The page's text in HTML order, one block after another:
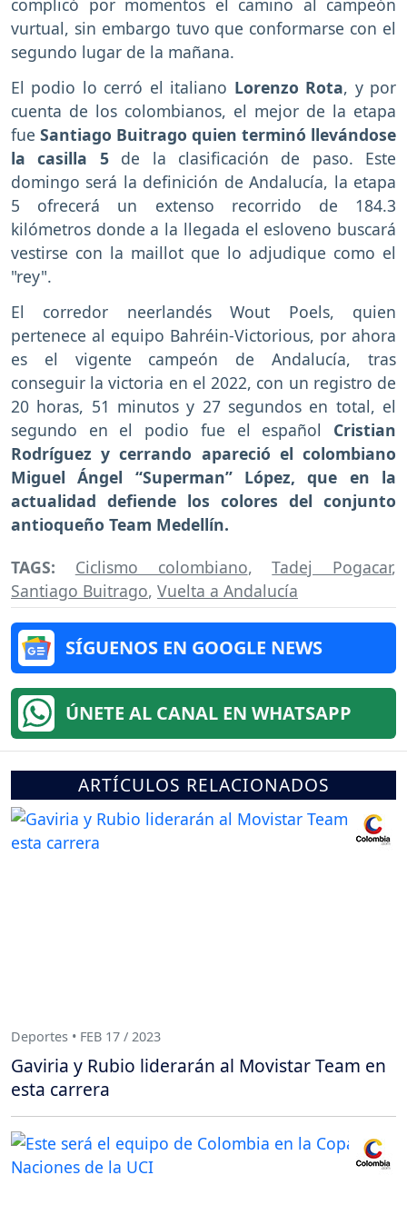
complicó por momentos el camino al campeón
vurtual, sin embargo tuvo que conformarse con el
segundo lugar de la mañana.
El podio lo cerró el italiano Lorenzo Rota, y por
cuenta de los colombianos, el mejor de la etapa
fue Santiago Buitrago quien terminó llevándose
la casilla 5 de la clasificación de paso. Este
domingo será la definición de Andalucía, la etapa
5 ofrecerá un extenso recorrido de 184.3
kilómetros donde a la llegada el esloveno buscará
vestirse con la maillot que lo adjudique como el
"rey".
El corredor neerlandés Wout Poels, quien
pertenece al equipo Bahréin-Victorious, por ahora
es el vigente campeón de Andalucía, tras
conseguir la victoria en el 2022, con un registro de
20 horas, 51 minutos y 27 segundos en total, el
segundo en el podio fue el español Cristian
Rodríguez y cerrando apareció el colombiano
Miguel Ángel “Superman” López, que en la
actualidad defiende los colores del conjunto
antioqueño Team Medellín.
TAGS: Ciclismo colombiano,Tadej Pogacar,
Santiago Buitrago, Vuelta a Andalucía
SÍGUENOS EN GOOGLE NEWS
ÚNETE AL CANAL EN WHATSAPP
ARTÍCULOS RELACIONADOS
Deportes • FEB 17 / 2023
Gaviria y Rubio liderarán al Movistar Team en
esta carrera